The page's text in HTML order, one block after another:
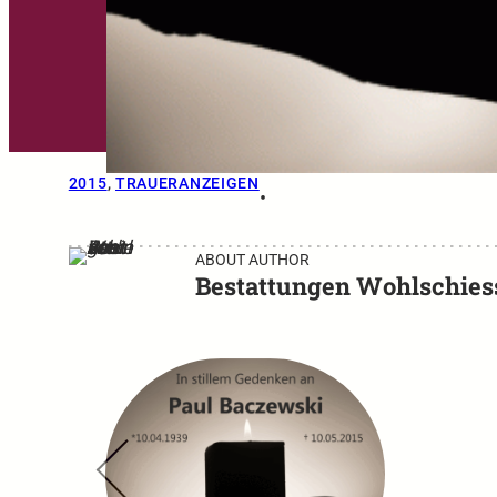
2015, TRAUERANZEIGEN
•
ABOUT AUTHOR
Bestattungen
←